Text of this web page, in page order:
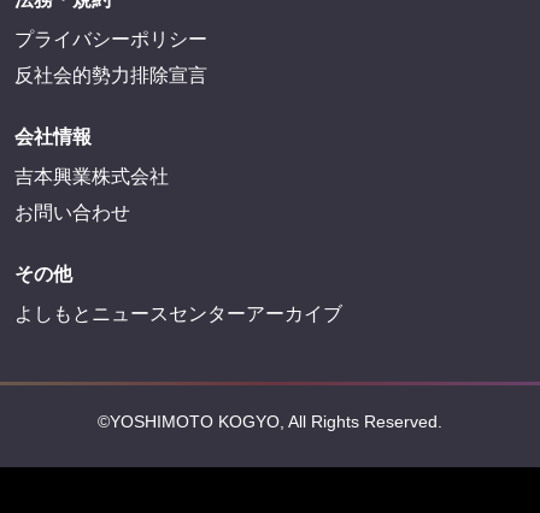
プライバシーポリシー
反社会的勢力排除宣言
会社情報
吉本興業株式会社
お問い合わせ
その他
よしもとニュースセンターアーカイブ
©YOSHIMOTO KOGYO, All Rights Reserved.